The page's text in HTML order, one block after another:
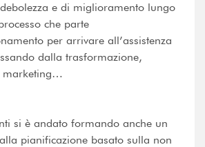
e di miglioramento lungo
che parte
per arrivare all’assistenza
dalla trasformazione,
marketing…
si è andato formando anche un
pianificazione basato sulla non